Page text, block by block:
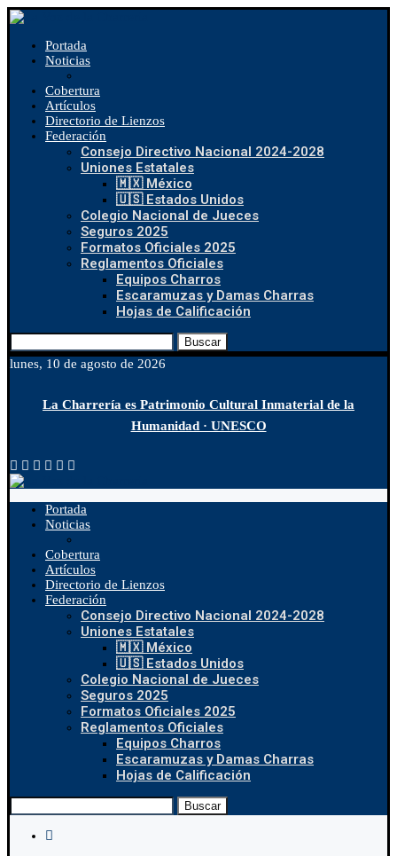
Portada
Noticias
Cobertura
Artículos
Directorio de Lienzos
Federación
Consejo Directivo Nacional 2024-2028
Uniones Estatales
🇲🇽 México
🇺🇸 Estados Unidos
Colegio Nacional de Jueces
Seguros 2025
Formatos Oficiales 2025
Reglamentos Oficiales
Equipos Charros
Escaramuzas y Damas Charras
Hojas de Calificación
Buscar
lunes, 10 de agosto de 2026
La Charrería es Patrimonio Cultural Inmaterial de la
Humanidad · UNESCO
Portada
Noticias
Cobertura
Artículos
Directorio de Lienzos
Federación
Consejo Directivo Nacional 2024-2028
Uniones Estatales
🇲🇽 México
🇺🇸 Estados Unidos
Colegio Nacional de Jueces
Seguros 2025
Formatos Oficiales 2025
Reglamentos Oficiales
Equipos Charros
Escaramuzas y Damas Charras
Hojas de Calificación
Buscar